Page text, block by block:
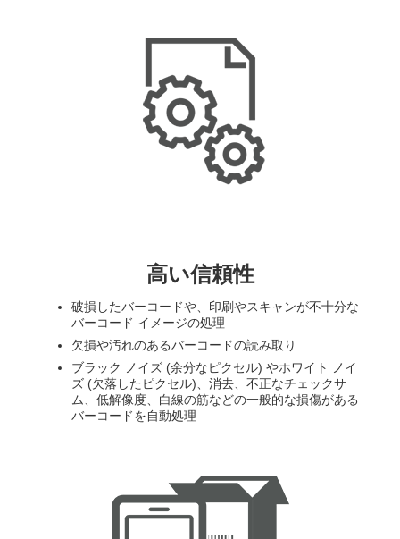
高い信頼性
破損したバーコードや、印刷やスキャンが不十分な
バーコード イメージの処理
欠損や汚れのあるバーコードの読み取り
ブラック ノイズ (余分なピクセル) やホワイト ノイ
ズ (欠落したピクセル)、消去、不正なチェックサ
ム、低解像度、白線の筋などの一般的な損傷がある
バーコードを自動処理